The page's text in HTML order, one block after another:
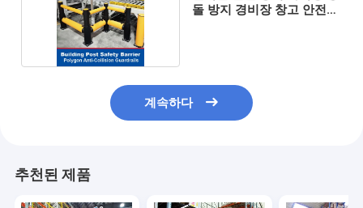
돌 방지 경비장 창고 안전
계속하다
추천된 제품